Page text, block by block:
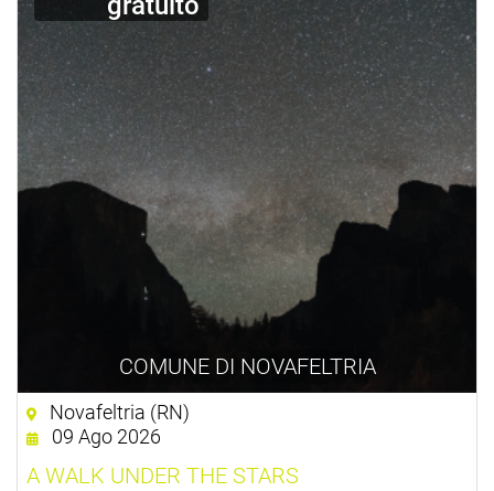
COMUNE DI NOVAFELTRIA
Novafeltria (RN)
09 Ago 2026
A WALK UNDER THE STARS